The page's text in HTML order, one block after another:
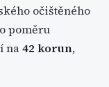
očištěného
poměru
na42 korun,